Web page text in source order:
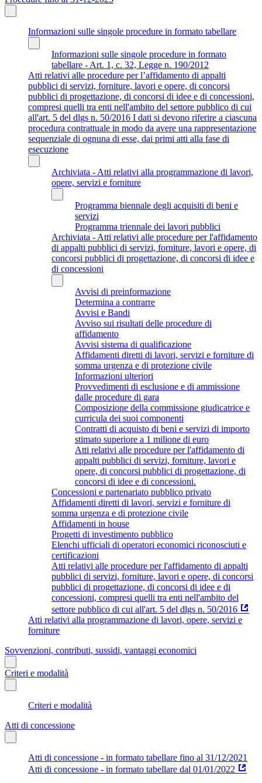
Informazioni sulle singole procedure in formato tabellare
Informazioni sulle singole procedure in formato
tabellare - Art. 1, c. 32, Legge n. 190/2012
Atti relativi alle procedure per l’affidamento di appalti
pubblici di servizi, forniture, lavori e opere, di concorsi
pubblici di progettazione, di concorsi di idee e di concessioni,
compresi quelli tra enti nell'ambito del settore pubblico di cui
all'art. 5 del dlgs n. 50/2016 I dati si devono riferire a ciascuna
procedura contrattuale in modo da avere una rappresentazione
sequenziale di ognuna di esse, dai primi atti alla fase di
esecuzione
Archiviata - Atti relativi alla programmazione di lavori,
opere, servizi e forniture
Programma biennale degli acquisiti di beni e
servizi
Programma triennale dei lavori pubblici
Archiviata - Atti relativi alle procedure per l'affidamento
di appalti pubblici di servizi, forniture, lavori e opere, di
concorsi pubblici di progettazione, di concorsi di idee e
di concessioni
Avvisi di preinformazione
Determina a contrarre
Avvisi e Bandi
Avviso sui risultati delle procedure di
affidamento
Avvisi sistema di qualificazione
Affidamenti diretti di lavori, servizi e forniture di
somma urgenza e di protezione civile
Informazioni ulteriori
Provvedimenti di esclusione e di ammissione
dalle procedure di gara
Composizione della commissione giudicatrice e
curricula dei suoi componenti
Contratti di acquisto di beni e servizi di importo
stimato superiore a 1 milione di euro
Atti relativi alle procedure per l'affidamento di
appalti pubblici di servizi, forniture, lavori e
opere, di concorsi pubblici di progettazione, di
concorsi di idee e di concessioni.
Concessioni e partenariato pubblico privato
Affidamenti diretti di lavori, servizi e forniture di
somma urgenza e di protezione civile
Affidamenti in house
Progetti di investimento pubblico
Elenchi ufficiali di operatori economici riconosciuti e
certificazioni
Atti relativi alle procedure per l'affidamento di appalti
pubblici di servizi, forniture, lavori e opere, di concorsi
pubblici di progettazione, di concorsi di idee e di
concessioni, compresi quelli tra enti nell'ambito del
settore pubblico di cui all'art. 5 del dlgs n. 50/2016
Atti relativi alla programmazione di lavori, opere, servizi e
forniture
Sovvenzioni, contributi, sussidi, vantaggi economici
Criteri e modalità
Criteri e modalità
Atti di concessione
Atti di concessione - in formato tabellare fino al 31/12/2021
Atti di concessione - in formato tabellare dal 01/01/2022